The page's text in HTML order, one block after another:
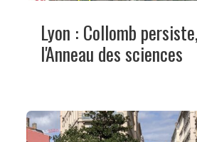
Lyon : Collomb
l'Anneau des sciences